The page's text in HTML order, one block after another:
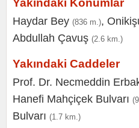
Yakındaki Konumlar
Haydar Bey (836 m.),
Abdullah Çavuş (2.6 km.)
Yakındaki Caddeler
Prof. Dr. Necmeddin
Hanefi Mahçiçek Bulvarı
Bulvarı (1.7 km.)